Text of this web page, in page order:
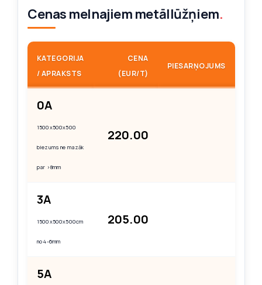
Konteineru noma
Automašīnu utilizācija
Cenas melnajiem metāllūžņiem.
KATEGORIJA
/ APRAKSTS
CENA
(EUR/T)
PIESARŅOJUMS
0A
1500x500x500
biezums ne mazāk
par >8mm
220.00
3A
1500x500x500cm
no 4-6mm
205.00
5A